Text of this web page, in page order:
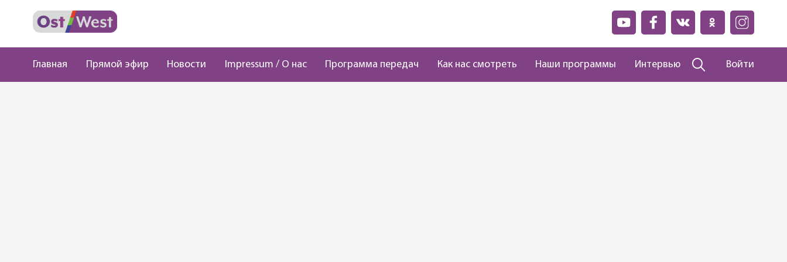
Главная Прямой эфир Новости Impressum / О нас Программа передач Как нас смотреть Наши программы Интервью Войти